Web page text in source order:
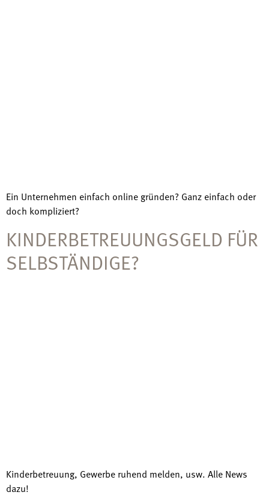
Ein Unternehmen einfach online gründen? Ganz einfach oder
doch kompliziert?
KINDERBETREUUNGSGELD FÜR
SELBSTÄNDIGE?
Kinderbetreuung, Gewerbe ruhend melden, usw. Alle News
dazu!